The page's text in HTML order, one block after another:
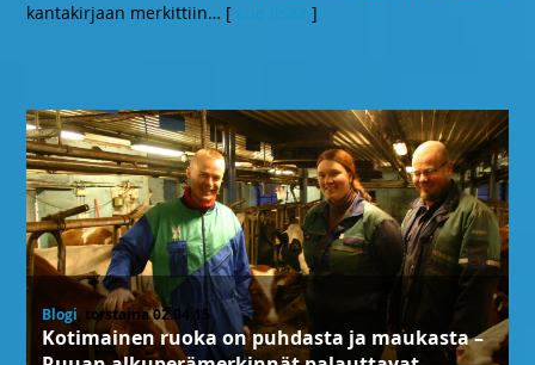
kantakirjaan merkittiin… [ ]
Blogi, torstaina 02.04.15
Kotimainen ruoka on puhdasta ja maukasta –